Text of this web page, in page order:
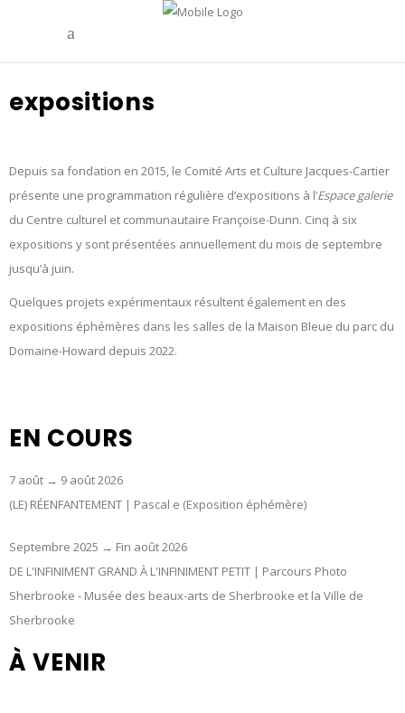
expositions
Depuis sa fondation en 2015, le Comité Arts et Culture Jacques-Cartier
présente une programmation régulière d’expositions à l’Espace galerie
du Centre culturel et communautaire Françoise-Dunn. Cinq à six
expositions y sont présentées annuellement du mois de septembre
jusqu’à juin.
Quelques projets expérimentaux résultent également en des
expositions éphémères dans les salles de la Maison Bleue du parc du
Domaine-Howard depuis 2022.
EN COURS
7 août → 9 août 2026
(LE) RÉENFANTEMENT | Pascal e (Exposition éphémère)
Septembre 2025 → Fin août 2026
DE L'INFINIMENT GRAND À L'INFINIMENT PETIT | Parcours Photo
Sherbrooke - Musée des beaux-arts de Sherbrooke et la Ville de
Sherbrooke
À VENIR